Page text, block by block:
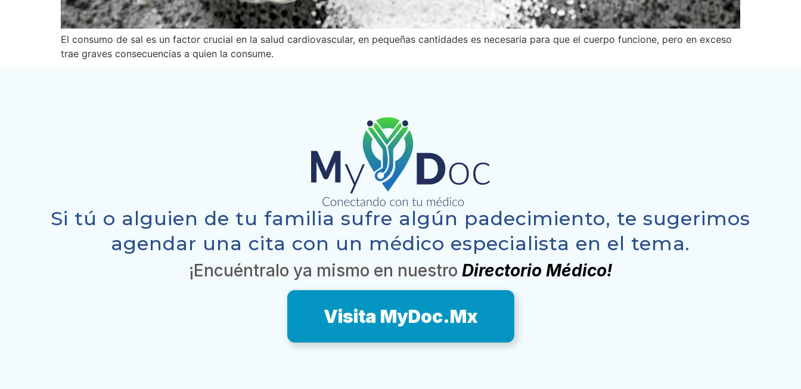
El consumo de sal es un factor crucial en la salud cardiovascular, en pequeñas cantidades es necesaria para que el cuerpo funcione, pero en exceso
trae graves consecuencias a quien la consume.
Si tú o alguien de tu familia sufre algún padecimiento, te sugerimos
agendar una cita con un médico especialista en el tema.
¡Encuéntralo ya mismo en nuestro Directorio Médico!
Visita MyDoc.Mx